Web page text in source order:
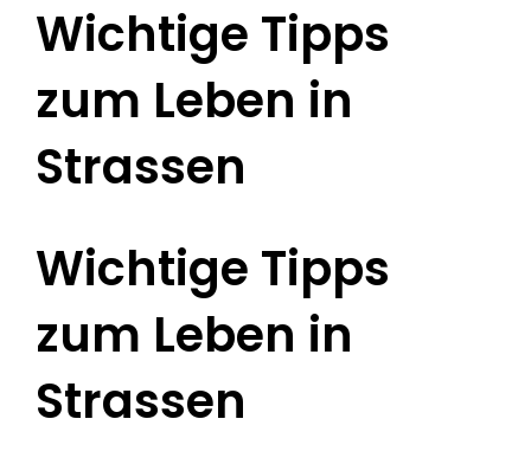
Wichtige Tipps
zum Leben in
Strassen
Wichtige Tipps
zum Leben in
Strassen